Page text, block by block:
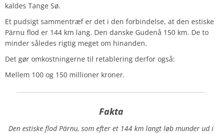
kaldes Tange Sø.
Et pudsigt sammentræf er det i den forbindelse, at den estiske
Pärnu flod er 144 km lang. Den danske Gudenå 150 km. De to
minder således rigtig meget om hinanden.
Det gør omkostningerne til retablering derfor også:
Mellem 100 og 150 millioner kroner.
Fakta
Den estiske flod Pärnu, som efter et 144 km langt løb munder ud i